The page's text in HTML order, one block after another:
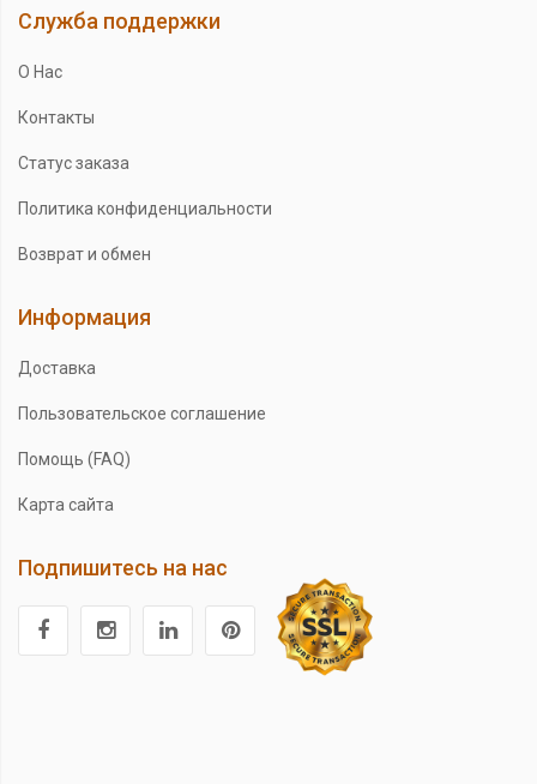
Служба поддержки
О Нас
Контакты
Статус заказа
Политика конфиденциальности
Возврат и обмен
Информация
Доставка
Пользовательское соглашение
Помощь (FAQ)
Карта сайта
Подпишитесь на нас